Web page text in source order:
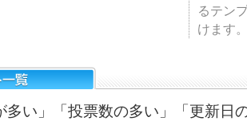
るテン
けます
多い」「投票数の多い」「更新日